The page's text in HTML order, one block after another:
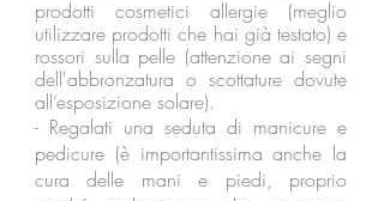
prodotti cosmetici allergie (meglio
utilizzare prodotti che hai già testato) e
rossori sulla pelle (attenzione ai segni
dell'abbronzatura o scottature dovute
all’esposizione solare).
- Regalati una seduta di manicure e
pedicure (è importantissima anche la
cura delle mani e piedi, proprio